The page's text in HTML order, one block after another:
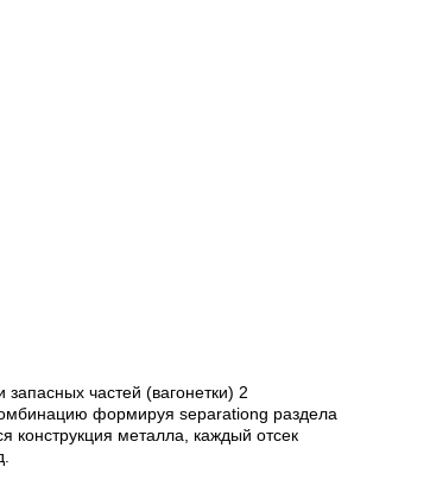
частей (вагонетки) 2
формируя separationg раздела
металла, каждый отсек